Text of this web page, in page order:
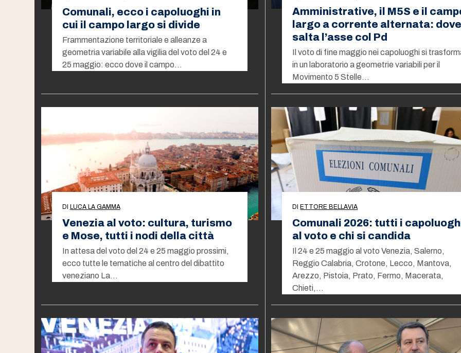
Comunali, ecco i capoluoghi in
cui il campo largo si divide
Frammentazione territoriale e alleanze a
geometria variabile alla vigilia del voto del 24 e
25 maggio: ecco dove il campo…
Amministrative, il M5S e il
largo a corrente alternata: dove
salta l’asse col Pd
Il voto di fine maggio nei capoluoghi si
in un laboratorio a geometrie variabili per il
Movimento 5 Stelle…
DI LUCA LA GAMMA
Venezia al voto: cultura, turismo
e Mose, tutti i nodi della città
In attesa del voto del 24 e 25 maggio prossimi,
ecco tutte le tematiche al centro del dibattito
veneziano La…
DIETTORE BELLAVIA
Comunali 2026: tutti i
al voto e chi si candida
Il 24 e 25 maggio al voto Venezia, Salerno,
Reggio Calabria, Crotone, Lecco, Mantova,
Arezzo, Pistoia, Prato, Fermo, Macerata,
Chieti,…